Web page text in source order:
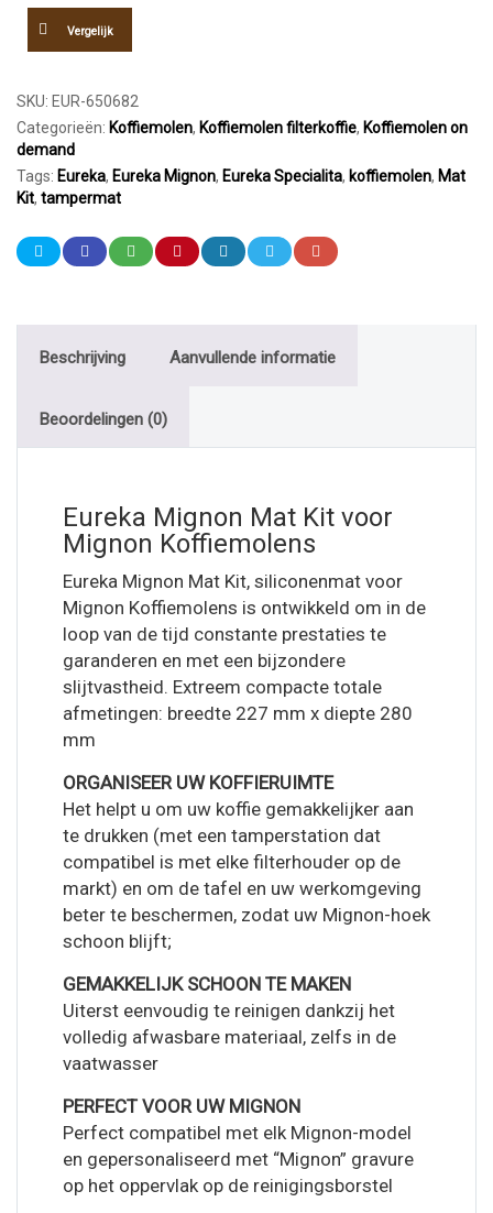
Vergelijk
SKU: EUR-650682
Categorieën: Koffiemolen, Koffiemolen filterkoffie, Koffiemolen on
demand
Tags: Eureka, Eureka Mignon, Eureka Specialita, koffiemolen, Mat
Kit, tampermat
Beschrijving Aanvullende informatie
Beoordelingen (0)
Eureka Mignon Mat Kit voor
Mignon Koffiemolens
Eureka Mignon Mat Kit, siliconenmat voor
Mignon Koffiemolens is ontwikkeld om in de
loop van de tijd constante prestaties te
garanderen en met een bijzondere
slijtvastheid. Extreem compacte totale
afmetingen: breedte 227 mm x diepte 280
mm
ORGANISEER UW KOFFIERUIMTE
Het helpt u om uw koffie gemakkelijker aan
te drukken (met een tamperstation dat
compatibel is met elke filterhouder op de
markt) en om de tafel en uw werkomgeving
beter te beschermen, zodat uw Mignon-hoek
schoon blijft;
GEMAKKELIJK SCHOON TE MAKEN
Uiterst eenvoudig te reinigen dankzij het
volledig afwasbare materiaal, zelfs in de
vaatwasser
PERFECT VOOR UW MIGNON
Perfect compatibel met elk Mignon-model
en gepersonaliseerd met “Mignon” gravure
op het oppervlak op de reinigingsborstel